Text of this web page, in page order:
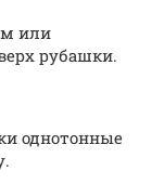
или
рубашки.
однотонные